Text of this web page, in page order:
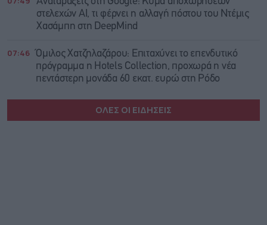
στελεχών AI, τι φέρνει η αλλαγή πόστου του Ντέμις
Χασάμπη στη DeepMind
07:46
Όμιλος Χατζηλαζάρου: Επιταχύνει το επενδυτικό
πρόγραμμα η Hotels Collection, προχωρά η νέα
πεντάστερη μονάδα 60 εκατ. ευρώ στη Ρόδο
ΟΛΕΣ ΟΙ ΕΙΔΗΣΕΙΣ